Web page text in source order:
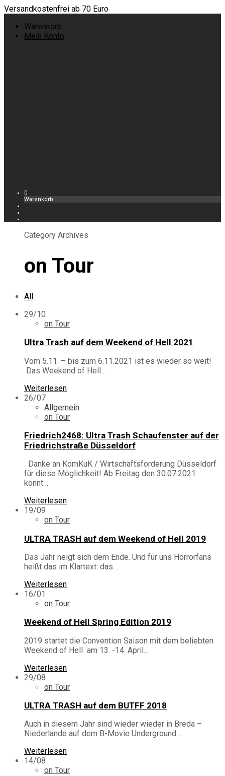
Versandkostenfrei ab 70 Euro
Warenkorb
Mein Konto
0
Warenkorb
Category Archives
on Tour
All
29/10
on Tour
Ultra Trash auf dem Weekend of Hell 2021
Vom 5.11. – bis zum 6.11.2021 ist es wieder so weit!
Das Weekend of Hell…
Weiterlesen
26/07
Allgemein
on Tour
Friedrich2468: Ultra Trash Schaufenster auf der
Friedrichstraße Düsseldorf
Danke an KomKuK / Wirtschaftsförderung Düsseldorf
für diese Möglichkeit! Ab Freitag den 30.07.2021
könnt…
Weiterlesen
19/09
on Tour
ULTRA TRASH auf dem Weekend of Hell 2019
Das Jahr neigt sich dem Ende. Und für uns Horrorfans
heißt das im Klartext: das…
Weiterlesen
16/01
on Tour
Weekend of Hell Spring Edition 2019
2019 startet die Convention Saison mit dem beliebten
Weekend of Hell am 13. -14. April…
Weiterlesen
29/08
on Tour
ULTRA TRASH auf dem BUTFF 2018
Auch in diesem Jahr sind wieder wieder in Breda –
Niederlande auf dem B-Movie Underground…
Weiterlesen
14/08
on Tour